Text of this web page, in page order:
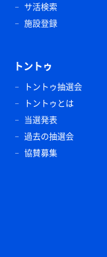
サ活検索
施設登録
トントゥ
トントゥ抽選会
トントゥとは
当選発表
過去の抽選会
協賛募集